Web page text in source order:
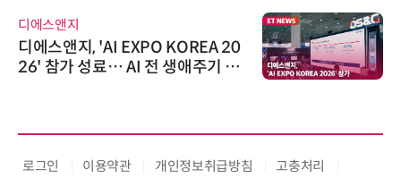
디에스앤지
디에스앤지, 'AI EXPO KOREA 20
26' 참가 성료… AI 전 생애주기 아
로그인 이용약관 개인정보취급방침 고충처리